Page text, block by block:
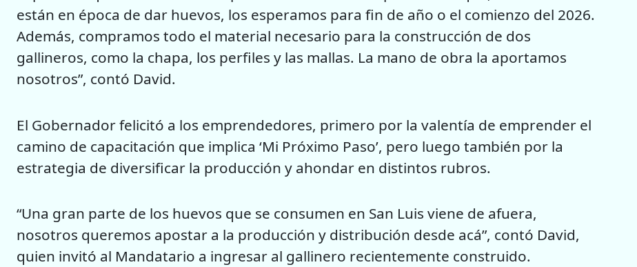
están en época de dar huevos, los esperamos para fin de año o el comienzo del 2026.
Además, compramos todo el material necesario para la construcción de dos
gallineros, como la chapa, los perfiles y las mallas. La mano de obra la aportamos
nosotros”, contó David.
El Gobernador felicitó a los emprendedores, primero por la valentía de emprender el
camino de capacitación que implica ‘Mi Próximo Paso’, pero luego también por la
estrategia de diversificar la producción y ahondar en distintos rubros.
“Una gran parte de los huevos que se consumen en San Luis viene de afuera,
nosotros queremos apostar a la producción y distribución desde acá”, contó David,
quien invitó al Mandatario a ingresar al gallinero recientemente construido.